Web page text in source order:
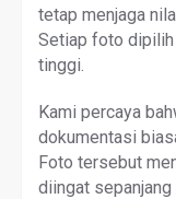
tetap menjaga
Setiap foto
tinggi.
Kami percaya
dokumentasi
Foto tersebut
diingat sepanjang